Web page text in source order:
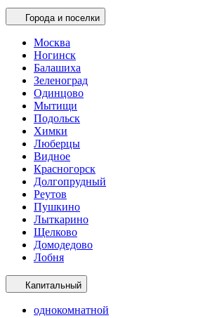
Города и поселки
Москва
Ногинск
Балашиха
Зеленоград
Одинцово
Мытищи
Подольск
Химки
Люберцы
Видное
Красногорск
Долгопрудный
Реутов
Пушкино
Лыткарино
Щелково
Домодедово
Лобня
Капитальный
однокомнатной